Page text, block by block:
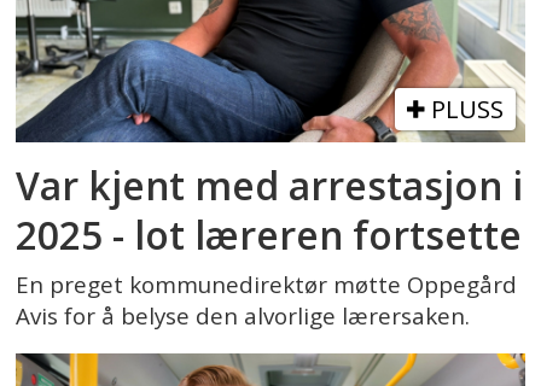
PLUSS
Var kjent med arrestasjon i
2025 - lot læreren fortsette
En preget kommunedirektør møtte Oppegård
Avis for å belyse den alvorlige lærersaken.